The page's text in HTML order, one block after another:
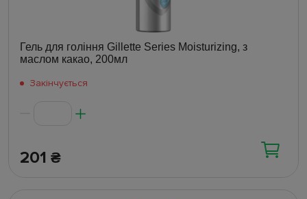
Гель для гоління Gillette Series Moisturizing, з
маслом какао, 200мл
Закінчується
201 ₴